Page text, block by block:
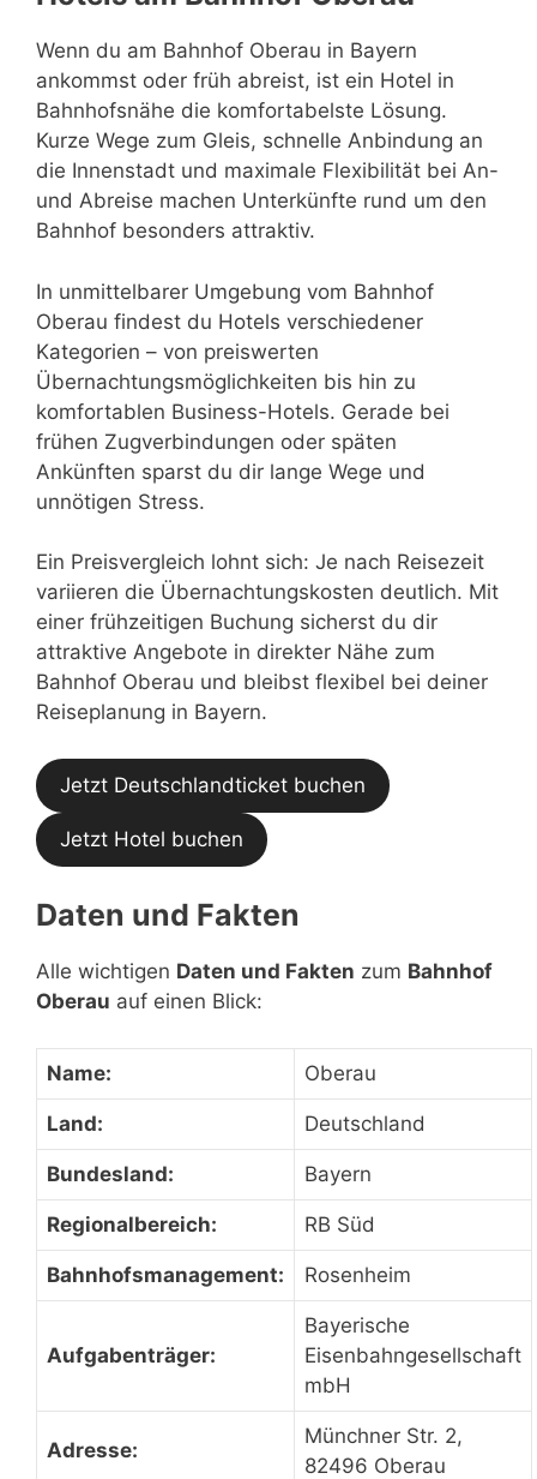
Wenn du am Bahnhof Oberau in Bayern
ankommst oder früh abreist, ist ein Hotel in
Bahnhofsnähe die komfortabelste Lösung.
Kurze Wege zum Gleis, schnelle Anbindung an
die Innenstadt und maximale Flexibilität bei An-
und Abreise machen Unterkünfte rund um den
Bahnhof besonders attraktiv.
In unmittelbarer Umgebung vom Bahnhof
Oberau findest du Hotels verschiedener
Kategorien – von preiswerten
Übernachtungsmöglichkeiten bis hin zu
komfortablen Business-Hotels. Gerade bei
frühen Zugverbindungen oder späten
Ankünften sparst du dir lange Wege und
unnötigen Stress.
Ein Preisvergleich lohnt sich: Je nach Reisezeit
variieren die Übernachtungskosten deutlich. Mit
einer frühzeitigen Buchung sicherst du dir
attraktive Angebote in direkter Nähe zum
Bahnhof Oberau und bleibst flexibel bei deiner
Reiseplanung in Bayern.
Jetzt Deutschlandticket buchen
Jetzt Hotel buchen
Daten und Fakten
Alle wichtigen Daten und Fakten zum Bahnhof
Oberau auf einen Blick:
Name: Oberau
Land: Deutschland
Bundesland: Bayern
Regionalbereich: RB Süd
Bahnhofsmanagement: Rosenheim
Aufgabenträger:
Bayerische
Eisenbahngesellschaft
mbH
Adresse:
Münchner Str. 2,
82496 Oberau